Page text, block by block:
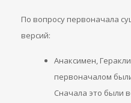
По вопросу первоначала
версий:
Анаксимен,
первоначалом
Сначала это были